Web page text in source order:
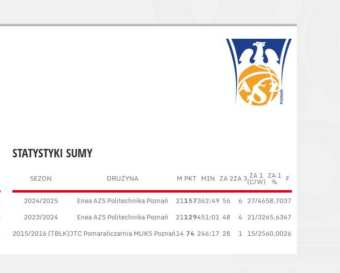
STATYSTYKI SUMY
SEZON DRUŻYNA M PKT MIN ZA 2ZA 3 ZA 1
(C/W)
ZA 1
% F
2024/2025 Enea AZS Politechnika Poznań 21157362:49 56 6 27/4658,7037
2023/2024
Enea AZS Politechnika Poznań 21129451:01 48 4 21/3265,6347
2015/2016 (TBLK)JTC Pomarańczarnia MUKS Poznań14 74 246:17 28 1 15/2560,0026